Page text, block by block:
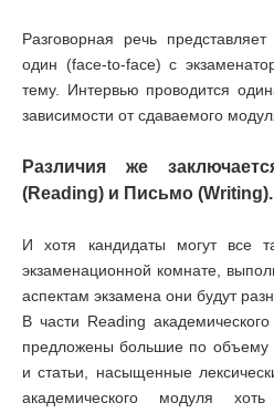
Разговорная речь
один (face-to-face) с
тему. Интервью проводится
зависимости от сдаваемого
Различия же
(Reading) и Письмо (Writing).
И хотя кандидаты могут все
экзаменационной комнате,
аспектам экзамена они будут
В части Reading
предложены большие по объему
и статьи, насыщенные
академического модуля